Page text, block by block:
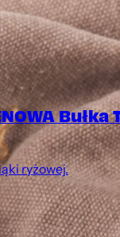
Bułka
ryżowej.